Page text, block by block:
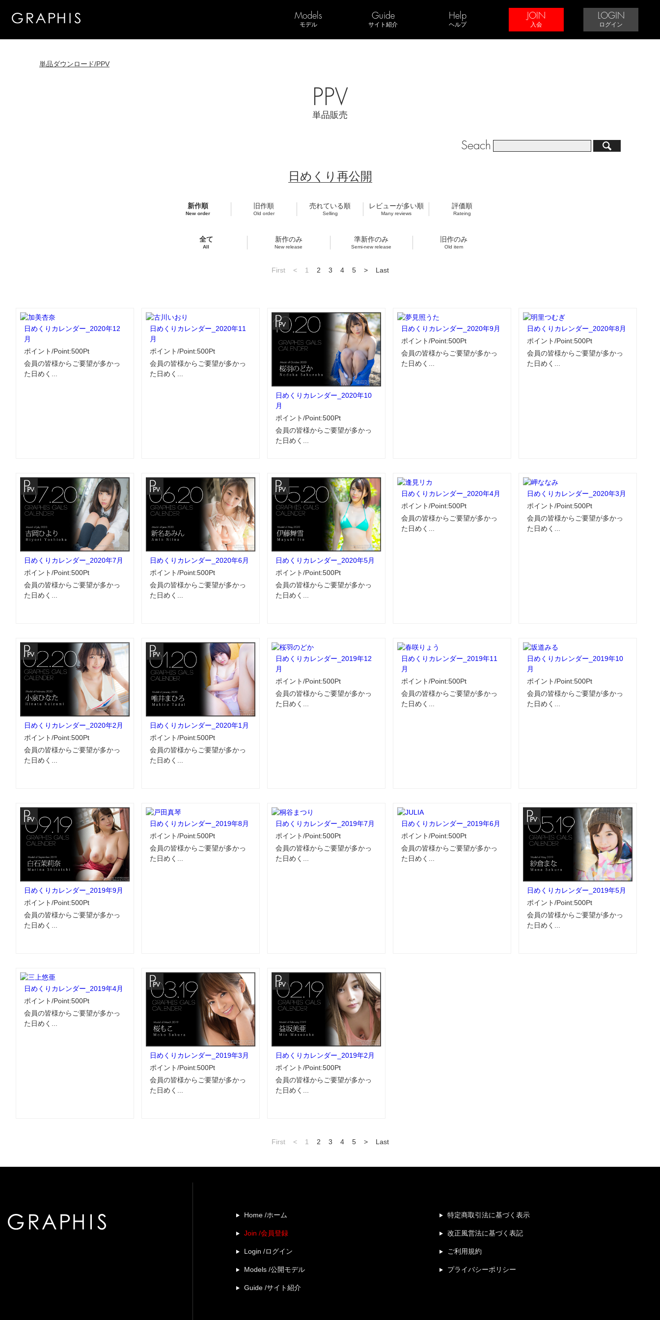
Models
モデル
Guide
サイト紹介
Help
ヘルプ
JOIN
入会
LOGIN
ログイン
単品ダウンロード/PPV
PPV
単品販売
Seach
日めくり再公開
新作順
New order
旧作順
Old order
売れている順
Selling
レビューが多い順
Many reviews
評価順
Rateing
全て
All
新作のみ
New release
準新作のみ
Semi-new release
旧作のみ
Old item
First < 1 2 3 4 5 > Last
日めくりカレンダー_2020年12
月
ポイント/Point:500Pt
会員の皆様からご要望が多かっ
た日めく...
日めくりカレンダー_2020年11
月
ポイント/Point:500Pt
会員の皆様からご要望が多かっ
た日めく...
日めくりカレンダー_2020年10
月
ポイント/Point:500Pt
会員の皆様からご要望が多かっ
た日めく...
日めくりカレンダー_2020年9月
ポイント/Point:500Pt
会員の皆様からご要望が多かっ
た日めく...
日めくりカレンダー_2020年8月
ポイント/Point:500Pt
会員の皆様からご要望が多かっ
た日めく...
日めくりカレンダー_2020年7月
ポイント/Point:500Pt
会員の皆様からご要望が多かっ
た日めく...
日めくりカレンダー_2020年6月
ポイント/Point:500Pt
会員の皆様からご要望が多かっ
た日めく...
日めくりカレンダー_2020年5月
ポイント/Point:500Pt
会員の皆様からご要望が多かっ
た日めく...
日めくりカレンダー_2020年4月
ポイント/Point:500Pt
会員の皆様からご要望が多かっ
た日めく...
日めくりカレンダー_2020年3月
ポイント/Point:500Pt
会員の皆様からご要望が多かっ
た日めく...
日めくりカレンダー_2020年2月
ポイント/Point:500Pt
会員の皆様からご要望が多かっ
た日めく...
日めくりカレンダー_2020年1月
ポイント/Point:500Pt
会員の皆様からご要望が多かっ
た日めく...
日めくりカレンダー_2019年12
月
ポイント/Point:500Pt
会員の皆様からご要望が多かっ
た日めく...
日めくりカレンダー_2019年11
月
ポイント/Point:500Pt
会員の皆様からご要望が多かっ
た日めく...
日めくりカレンダー_2019年10
月
ポイント/Point:500Pt
会員の皆様からご要望が多かっ
た日めく...
日めくりカレンダー_2019年9月
ポイント/Point:500Pt
会員の皆様からご要望が多かっ
た日めく...
日めくりカレンダー_2019年8月
ポイント/Point:500Pt
会員の皆様からご要望が多かっ
た日めく...
日めくりカレンダー_2019年7月
ポイント/Point:500Pt
会員の皆様からご要望が多かっ
た日めく...
日めくりカレンダー_2019年6月
ポイント/Point:500Pt
会員の皆様からご要望が多かっ
た日めく...
日めくりカレンダー_2019年5月
ポイント/Point:500Pt
会員の皆様からご要望が多かっ
た日めく...
日めくりカレンダー_2019年4月
ポイント/Point:500Pt
会員の皆様からご要望が多かっ
た日めく...
日めくりカレンダー_2019年3月
ポイント/Point:500Pt
会員の皆様からご要望が多かっ
た日めく...
日めくりカレンダー_2019年2月
ポイント/Point:500Pt
会員の皆様からご要望が多かっ
た日めく...
First < 1 2 3 4 5 > Last
Home /ホーム
Join /会員登録
Login /ログイン
Models /公開モデル
Guide /サイト紹介
特定商取引法に基づく表示
改正風営法に基づく表記
ご利用規約
プライバシーポリシー